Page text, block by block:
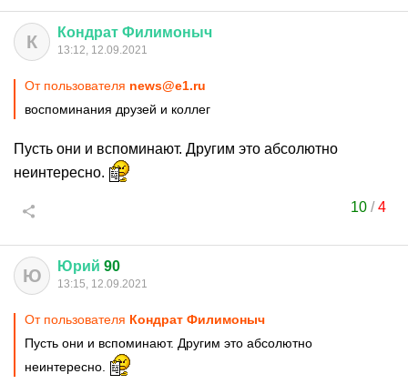
К Кондрат Филимоныч
13:12, 12.09.2021
От пользователя news@e1.ru
воспоминания друзей и коллег
Пусть они и вспоминают. Другим это абсолютно
неинтересно.
10 /4
Ю Юрий 90
13:15, 12.09.2021
От пользователя Кондрат Филимоныч
Пусть они и вспоминают. Другим это абсолютно
неинтересно.